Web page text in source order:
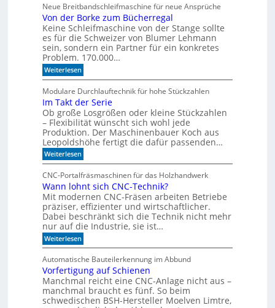
e
n
l
a
D
i
l
C
-
g
e
s
t
ü
t
z
t
m
i
d
e
r
Z
e
i
t
e
h
e
n
Neue Breitbandschleifmaschine für neue Ansprüche
Von der Borke zum Bücherregal
Keine Schleifmaschine von der Stange sollte
es für die Schweizer von Blumer Lehmann
sein, sondern ein Partner für ein konkretes
Problem. 170.000…
Weiterlesen:
V
n
d
e
r
B
o
r
k
e
z
u
m
B
ü
c
h
e
r
r
e
a
l
Modulare Durchlauftechnik für hohe Stückzahlen
Im Takt der Serie
Ob große Losgrößen oder kleine Stückzahlen
– Flexibilität wünscht sich wohl jede
Produktion. Der Maschinenbauer Koch aus
Leopoldshöhe fertigt die dafür passenden…
Weiterlesen:
I
m
T
a
k
t
d
e
r
S
e
r
i
e
CNC-Portalfräsmaschinen für das Holzhandwerk
Wann lohnt sich CNC-Technik?
Mit modernen CNC-Fräsen arbeiten Betriebe
präziser, effizienter und wirtschaftlicher.
Dabei beschränkt sich die Technik nicht mehr
nur auf die Industrie, sie ist…
Weiterlesen:
W
a
n
n
l
o
h
Automatische Bauteilerkennung im Abbund
Vorfertigung auf Schienen
Manchmal reicht eine CNC-Anlage nicht aus –
manchmal braucht es fünf. So beim
schwedischen BSH-Hersteller Moelven Limtre,